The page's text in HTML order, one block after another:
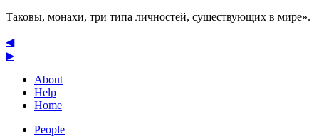
Таковы, монахи, три типа личностей, существующих в мире».
◀
▶
About
Help
Home
People